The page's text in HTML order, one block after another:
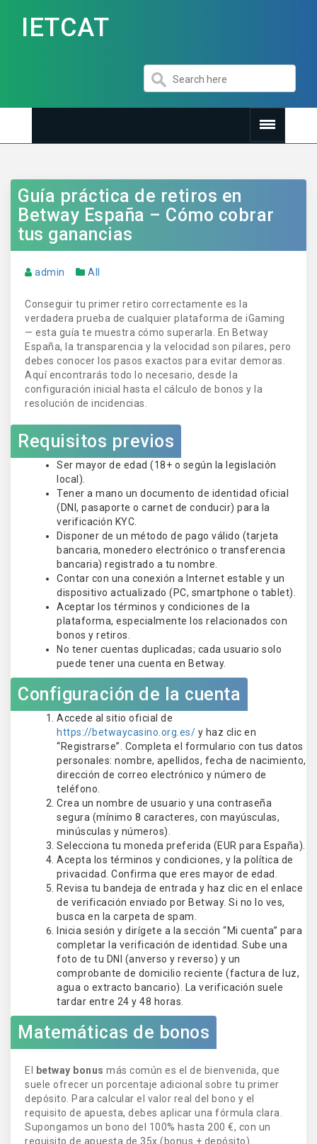
IETCAT
Guía práctica de retiros en
Betway España – Cómo cobrar
tus ganancias
admin All
Conseguir tu primer retiro correctamente es la
verdadera prueba de cualquier plataforma de iGaming
— esta guía te muestra cómo superarla. En Betway
España, la transparencia y la velocidad son pilares, pero
debes conocer los pasos exactos para evitar demoras.
Aquí encontrarás todo lo necesario, desde la
configuración inicial hasta el cálculo de bonos y la
resolución de incidencias.
Requisitos previos
Ser mayor de edad (18+ o según la legislación
local).
Tener a mano un documento de identidad oficial
(DNI, pasaporte o carnet de conducir) para la
verificación KYC.
Disponer de un método de pago válido (tarjeta
bancaria, monedero electrónico o transferencia
bancaria) registrado a tu nombre.
Contar con una conexión a Internet estable y un
dispositivo actualizado (PC, smartphone o tablet).
Aceptar los términos y condiciones de la
plataforma, especialmente los relacionados con
bonos y retiros.
No tener cuentas duplicadas; cada usuario solo
puede tener una cuenta en Betway.
Configuración de la cuenta
Accede al sitio oficial de
https://betwaycasino.org.es/ y haz clic en
“Registrarse”. Completa el formulario con tus datos
personales: nombre, apellidos, fecha de nacimiento,
dirección de correo electrónico y número de
teléfono.
Crea un nombre de usuario y una contraseña
segura (mínimo 8 caracteres, con mayúsculas,
minúsculas y números).
Selecciona tu moneda preferida (EUR para España).
Acepta los términos y condiciones, y la política de
privacidad. Confirma que eres mayor de edad.
Revisa tu bandeja de entrada y haz clic en el enlace
de verificación enviado por Betway. Si no lo ves,
busca en la carpeta de spam.
Inicia sesión y dirígete a la sección “Mi cuenta” para
completar la verificación de identidad. Sube una
foto de tu DNI (anverso y reverso) y un
comprobante de domicilio reciente (factura de luz,
agua o extracto bancario). La verificación suele
tardar entre 24 y 48 horas.
Matemáticas de bonos
El betway bonus más común es el de bienvenida, que
suele ofrecer un porcentaje adicional sobre tu primer
depósito. Para calcular el valor real del bono y el
requisito de apuesta, debes aplicar una fórmula clara.
Supongamos un bono del 100% hasta 200 €, con un
requisito de apuesta de 35x (bonus + depósito).